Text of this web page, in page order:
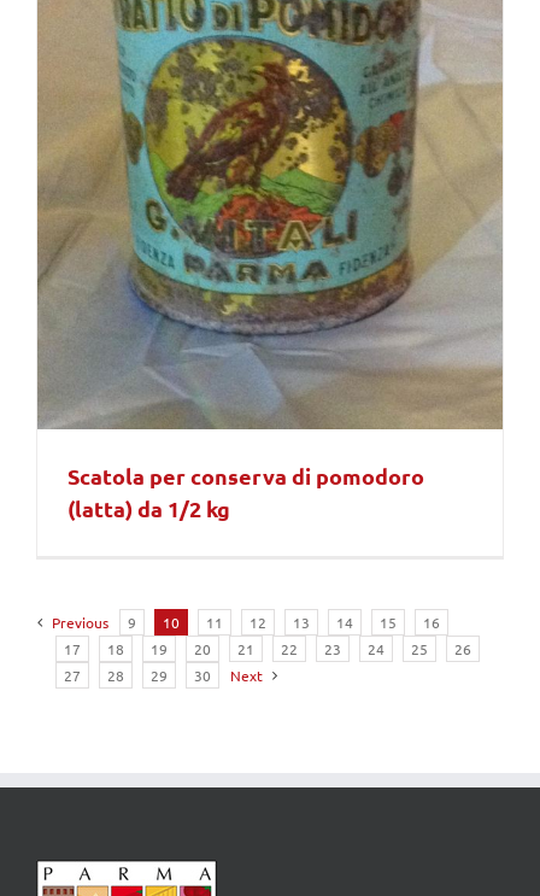
Scatola per conserva di pomodoro
(latta) da 1/2 kg
Previous 9 10 11 12 13 14 15
16
17
18 19 20 21 22 23 24 25
26
27
28 29 30 Next